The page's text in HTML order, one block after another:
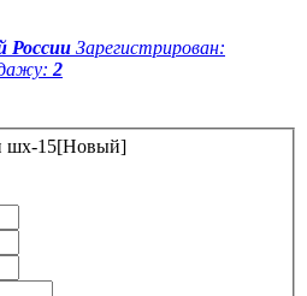
России Зарегистрирован:
2
шх-15[Новый]